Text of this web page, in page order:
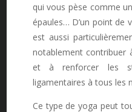
qui vous pèse comme
épaules… D’un point de
est aussi
notablement contribuer
et à renforcer les
ligamentaires à tous les
Ce type de yoga peut